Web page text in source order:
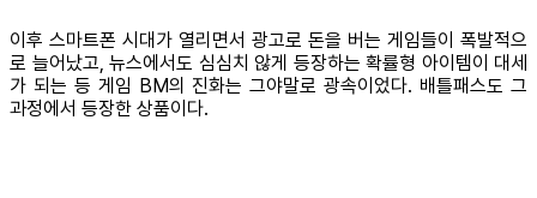
이후 스마트폰 시대가 열리면서 광고로 돈을 버는 게임들이 폭발적으
로 늘어났고, 뉴스에서도 심심치 않게 등장하는 확률형 아이템이 대세
가 되는 등 게임 BM의 진화는 그야말로 광속이었다. 배틀패스도 그
과정에서 등장한 상품이다.